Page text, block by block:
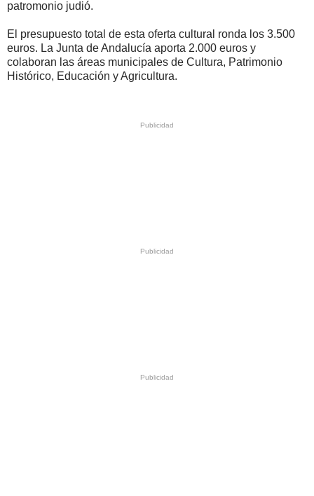
patromonio judió.
El presupuesto total de esta oferta cultural ronda los 3.500
euros. La Junta de Andalucía aporta 2.000 euros y
colaboran las áreas municipales de Cultura, Patrimonio
Histórico, Educación y Agricultura.